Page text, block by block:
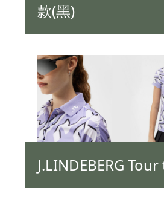
款(黑)
J.LINDEBERG